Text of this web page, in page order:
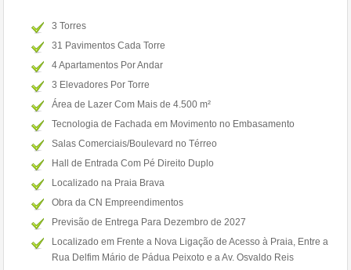
3 Torres
31 Pavimentos Cada Torre
4 Apartamentos Por Andar
3 Elevadores Por Torre
Área de Lazer Com Mais de 4.500 m²
Tecnologia de Fachada em Movimento no Embasamento
Salas Comerciais/Boulevard no Térreo
Hall de Entrada Com Pé Direito Duplo
Localizado na Praia Brava
Obra da CN Empreendimentos
Previsão de Entrega Para Dezembro de 2027
Localizado em Frente a Nova Ligação de Acesso à Praia, Entre a
Rua Delfim Mário de Pádua Peixoto e a Av. Osvaldo Reis